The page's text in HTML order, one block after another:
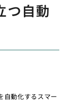
つ自動
自動化するスマー